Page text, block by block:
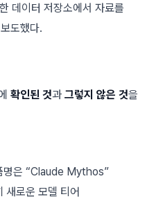
데이터 저장소에서 자료를
도했다.
확인된 것과 그렇지 않은 것을
명은 “Claude Mythos”
새로운 모델 티어